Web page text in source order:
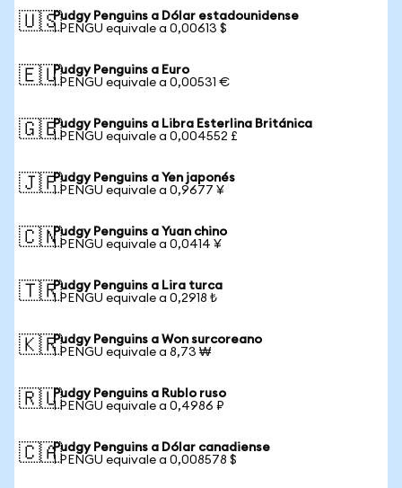
🇺🇸Pudgy Penguins a Dólar estadounidense
1 PENGU equivale a 0,00613 $
🇪🇺Pudgy Penguins a Euro
1 PENGU equivale a 0,00531 €
🇬🇧Pudgy Penguins a Libra Esterlina Británica
1 PENGU equivale a 0,004552 £
🇯🇵Pudgy Penguins a Yen japonés
1 PENGU equivale a 0,9677 ¥
🇨🇳Pudgy Penguins a Yuan chino
1 PENGU equivale a 0,0414 ¥
🇹🇷Pudgy Penguins a Lira turca
1 PENGU equivale a 0,2918 ₺
🇰🇷Pudgy Penguins a Won surcoreano
1 PENGU equivale a 8,73 ₩
🇷🇺Pudgy Penguins a Rublo ruso
1 PENGU equivale a 0,4986 ₽
🇨🇦Pudgy Penguins a Dólar canadiense
1 PENGU equivale a 0,008578 $